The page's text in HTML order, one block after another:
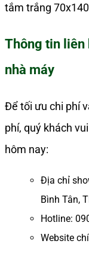
tắm trắng
Thông tin liên
nhà máy
Để tối ưu chi phí
phí, quý khách
hôm nay:
Địa chỉ
Bình Tân,
Hotline:
Website